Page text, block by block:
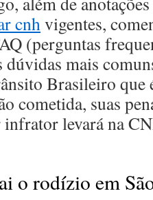
cnhvigentes,
(perguntas
dúvidas mais
Brasileiro que
cometida, suas
levará na
o rodízio em